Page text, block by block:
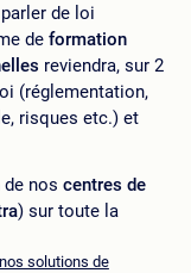
de loi
de formation
reviendra, sur 2
(réglementation,
risques etc.) et
nos centres de
) sur toute la
solutions de